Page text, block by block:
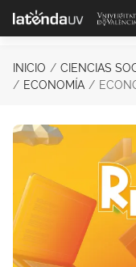
Saltar al contenido
INICIO CIENCIAS
ECONOMÍA